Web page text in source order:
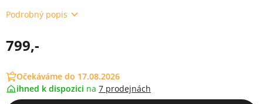
Podrobný popis
799,-
Očekáváme do 17.08.2026
ihned k dispozici na 7 prodejnách